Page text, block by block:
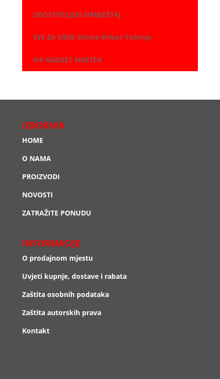
UGOSTITELJSKI NAMJEŠTAJ
SVE ZA VINO Vitrine-Pribor-Točenje
VIP GADGET MASTER
IZBORNIK
HOME
O NAMA
PROIZVODI
NOVOSTI
ZATRAŽITE PONUDU
INFORMACIJE
O prodajnom mjestu
Uvjeti kupnje, dostave i rabata
Zaštita osobnih podataka
Zaštita autorskih prava
Kontakt